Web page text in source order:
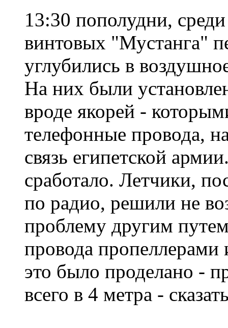
13:30 пополудни,
винтовых "Мустанга"
углубились в
На них были
вроде якорей -
телефонные провода,
связь египетской
сработало. Летчики,
по радио, решили не
проблему другим
провода
это было проделано -
всего в 4 метра -